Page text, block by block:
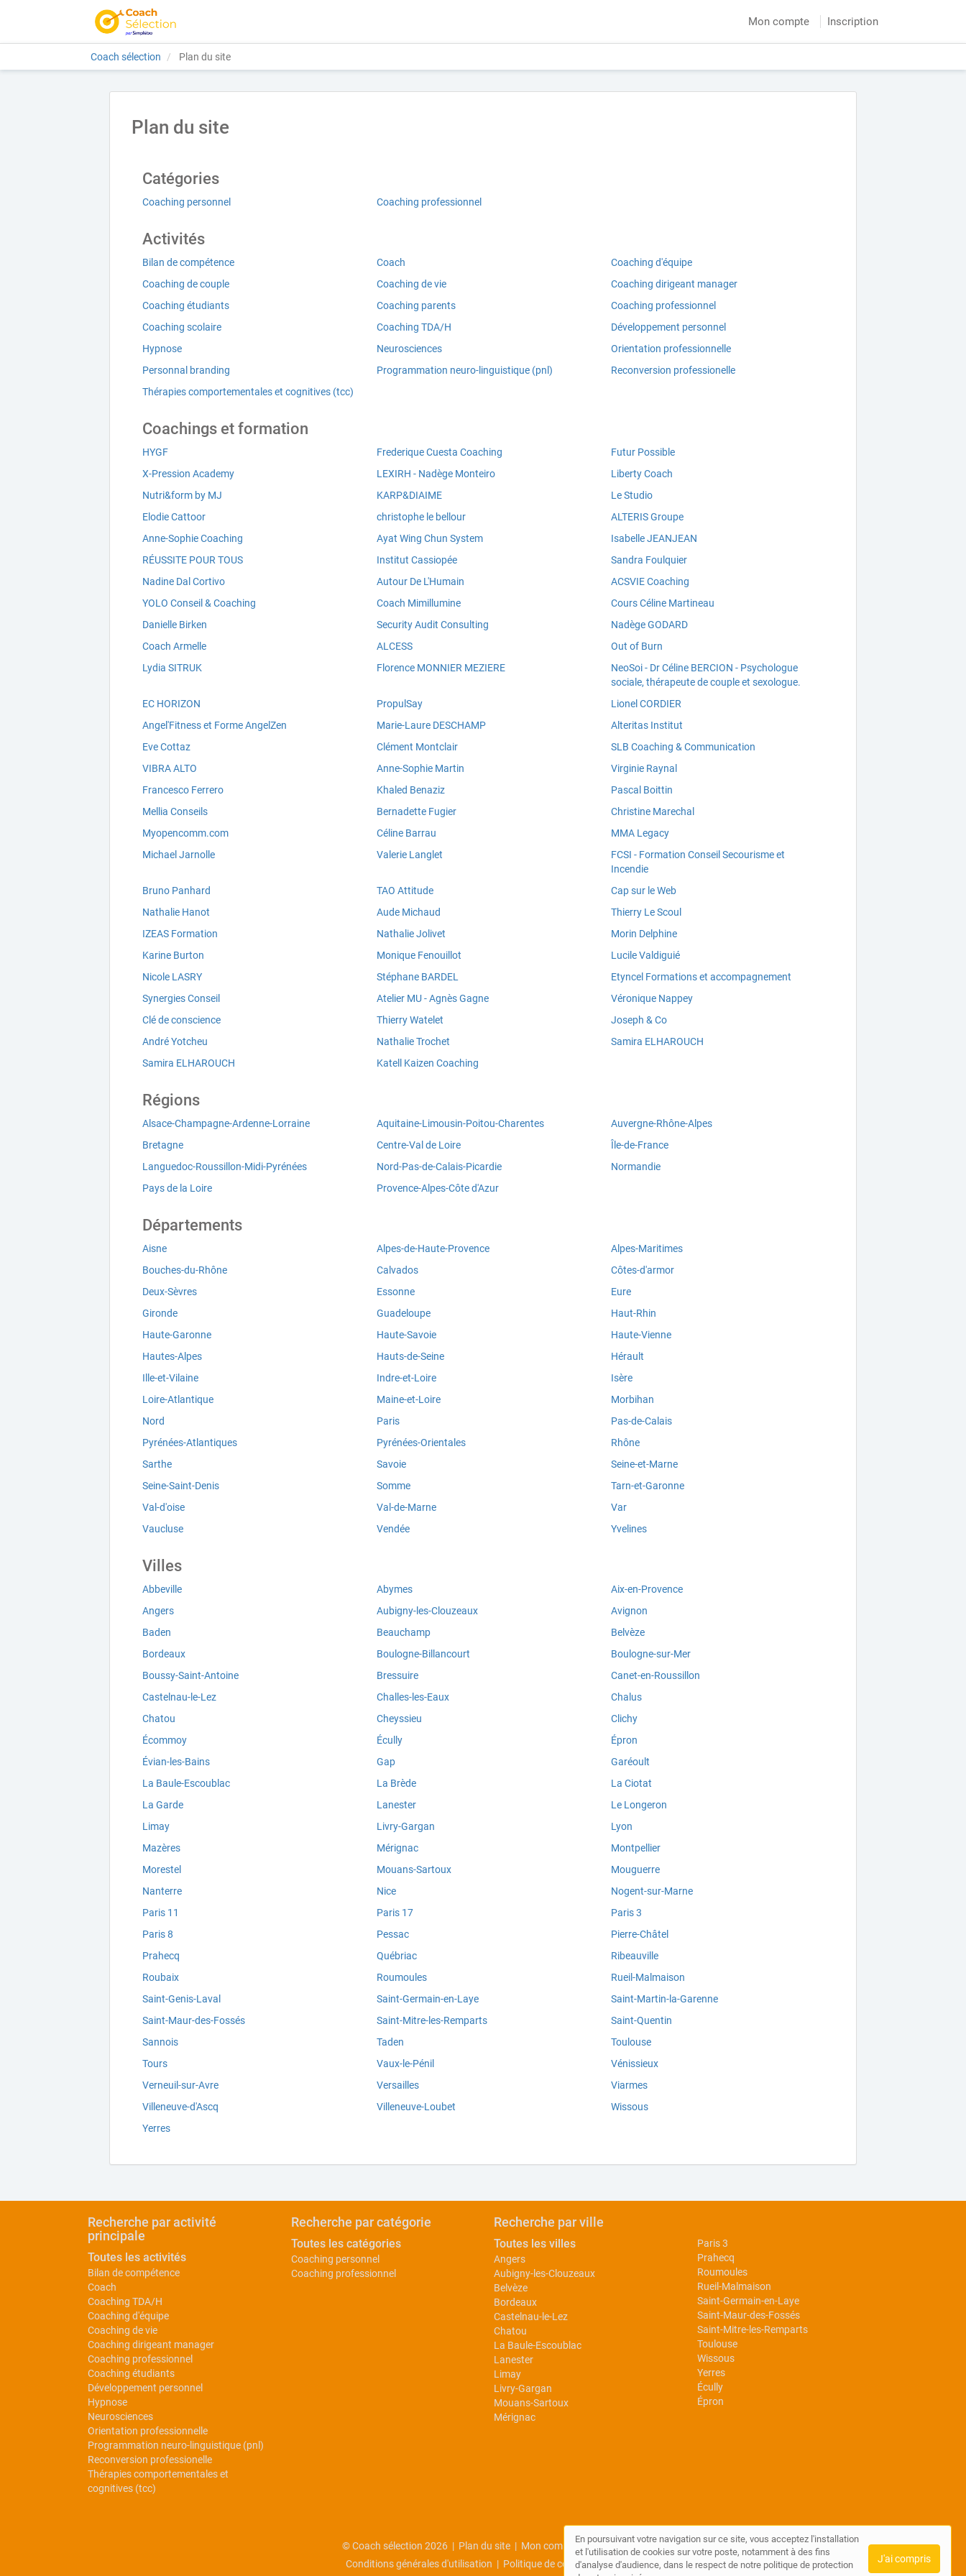
Mon compte Inscription
Coach sélection Plan du site
Plan du site
Catégories
Coaching personnel Coaching professionnel
Activités
Bilan de compétence Coach
Coaching d'équipe
Coaching de couple
Coaching de vie
Coaching dirigeant manager
Coaching étudiants
Coaching parents
Coaching professionnel
Coaching scolaire
Coaching TDA/H
Développement personnel
Hypnose
Neurosciences
Orientation professionnelle
Personnal branding
Programmation neuro-linguistique (pnl)
Reconversion professionelle
Thérapies comportementales et cognitives (tcc)
Coachings et formation
HYGF Frederique Cuesta Coaching
Futur Possible
X-Pression Academy
LEXIRH - Nadège Monteiro
Liberty Coach
Nutri&form by MJ
KARP&DIAIME
Le Studio
Elodie Cattoor
christophe le bellour
ALTERIS Groupe
Anne-Sophie Coaching
Ayat Wing Chun System
Isabelle JEANJEAN
RÉUSSITE POUR TOUS
Institut Cassiopée
Sandra Foulquier
Nadine Dal Cortivo
Autour De L'Humain
ACSVIE Coaching
YOLO Conseil & Coaching
Coach Mimillumine
Cours Céline Martineau
Danielle Birken
Security Audit Consulting
Nadège GODARD
Coach Armelle
ALCESS
Out of Burn
Lydia SITRUK
Florence MONNIER MEZIERE
NeoSoi - Dr Céline BERCION - Psychologue
sociale, thérapeute de couple et sexologue.
EC HORIZON
PropulSay
Lionel CORDIER
Angel'Fitness et Forme AngelZen
Marie-Laure DESCHAMP
Alteritas Institut
Eve Cottaz
Clément Montclair
SLB Coaching & Communication
VIBRA ALTO
Anne-Sophie Martin
Virginie Raynal
Francesco Ferrero
Khaled Benaziz
Pascal Boittin
Mellia Conseils
Bernadette Fugier
Christine Marechal
Myopencomm.com
Céline Barrau
MMA Legacy
Michael Jarnolle
Valerie Langlet
FCSI - Formation Conseil Secourisme et
Incendie
Bruno Panhard
TAO Attitude
Cap sur le Web
Nathalie Hanot
Aude Michaud
Thierry Le Scoul
IZEAS Formation
Nathalie Jolivet
Morin Delphine
Karine Burton
Monique Fenouillot
Lucile Valdiguié
Nicole LASRY
Stéphane BARDEL
Etyncel Formations et accompagnement
Synergies Conseil
Atelier MU - Agnès Gagne
Véronique Nappey
Clé de conscience
Thierry Watelet
Joseph & Co
André Yotcheu
Nathalie Trochet
Samira ELHAROUCH
Samira ELHAROUCH
Katell Kaizen Coaching
Régions
Alsace-Champagne-Ardenne-Lorraine Aquitaine-Limousin-Poitou-Charentes
Auvergne-Rhône-Alpes
Bretagne
Centre-Val de Loire
Île-de-France
Languedoc-Roussillon-Midi-Pyrénées
Nord-Pas-de-Calais-Picardie
Normandie
Pays de la Loire
Provence-Alpes-Côte d'Azur
Départements
Aisne Alpes-de-Haute-Provence
Alpes-Maritimes
Bouches-du-Rhône
Calvados
Côtes-d'armor
Deux-Sèvres
Essonne
Eure
Gironde
Guadeloupe
Haut-Rhin
Haute-Garonne
Haute-Savoie
Haute-Vienne
Hautes-Alpes
Hauts-de-Seine
Hérault
Ille-et-Vilaine
Indre-et-Loire
Isère
Loire-Atlantique
Maine-et-Loire
Morbihan
Nord
Paris
Pas-de-Calais
Pyrénées-Atlantiques
Pyrénées-Orientales
Rhône
Sarthe
Savoie
Seine-et-Marne
Seine-Saint-Denis
Somme
Tarn-et-Garonne
Val-d'oise
Val-de-Marne
Var
Vaucluse
Vendée Yvelines
Villes
Abbeville Abymes
Aix-en-Provence
Angers
Aubigny-les-Clouzeaux
Avignon
Baden
Beauchamp
Belvèze
Bordeaux
Boulogne-Billancourt
Boulogne-sur-Mer
Boussy-Saint-Antoine
Bressuire
Canet-en-Roussillon
Castelnau-le-Lez
Challes-les-Eaux
Chalus
Chatou
Cheyssieu
Clichy
Écommoy
Écully
Épron
Évian-les-Bains
Gap
Garéoult
La Baule-Escoublac
La Brède
La Ciotat
La Garde
Lanester
Le Longeron
Limay
Livry-Gargan
Lyon
Mazères
Mérignac
Montpellier
Morestel
Mouans-Sartoux
Mouguerre
Nanterre
Nice
Nogent-sur-Marne
Paris 11
Paris 17
Paris 3
Paris 8
Pessac
Pierre-Châtel
Prahecq
Québriac
Ribeauville
Roubaix
Roumoules
Rueil-Malmaison
Saint-Genis-Laval
Saint-Germain-en-Laye
Saint-Martin-la-Garenne
Saint-Maur-des-Fossés
Saint-Mitre-les-Remparts
Saint-Quentin
Sannois
Taden
Toulouse
Tours
Vaux-le-Pénil
Vénissieux
Verneuil-sur-Avre
Versailles
Viarmes
Villeneuve-d'Ascq
Villeneuve-Loubet
Wissous
Yerres
Recherche par activité
principale
Toutes les activités
Bilan de compétence
Coach
Coaching TDA/H
Coaching d'équipe
Coaching de vie
Coaching dirigeant manager
Coaching professionnel
Coaching étudiants
Développement personnel
Hypnose
Neurosciences
Orientation professionnelle
Programmation neuro-linguistique (pnl)
Reconversion professionelle
Thérapies comportementales et
cognitives (tcc)
Recherche par catégorie
Toutes les catégories
Coaching personnel
Coaching professionnel
Recherche par ville
Toutes les villes
Angers
Aubigny-les-Clouzeaux
Belvèze
Bordeaux
Castelnau-le-Lez
Chatou
La Baule-Escoublac
Lanester
Limay
Livry-Gargan
Mouans-Sartoux
Mérignac
Paris 3
Prahecq
Roumoules
Rueil-Malmaison
Saint-Germain-en-Laye
Saint-Maur-des-Fossés
Saint-Mitre-les-Remparts
Toulouse
Wissous
Yerres
Écully
Épron
© Coach sélection 2026 | Plan du site | Mon compte|Contact
Conditions générales d'utilisation | Politique de confidentialité
En poursuivant votre navigation sur ce site, vous acceptez l'installation
et l'utilisation de cookies sur votre poste, notamment à des fins
d'analyse d'audience, dans le respect de notre politique de protection
J'ai compris